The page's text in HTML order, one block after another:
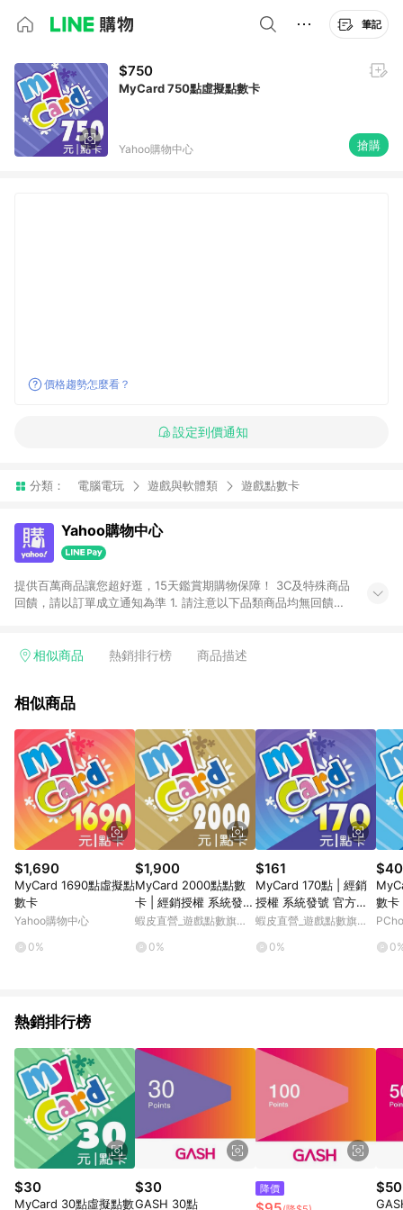
筆記
$750
MyCard 750點虛擬點數卡
Yahoo購物中心 搶購
價格趨勢怎麼看？
設定到價通知
分類： 電腦電玩 遊戲與軟體類 遊戲點數卡
Yahoo購物中心
提供百萬商品讓您超好逛，15天鑑賞期購物保障！ 3C及特殊商品
回饋，請以訂單成立通知為準 1. 請注意以下品類商品均無回饋：
電玩/遊戲/相機/單眼/鏡頭/拍立得 [2024/6/1起適用] -內接硬
的購回饋活動享Yahoo超贈點回饋者 - 購物中心商店之商品：商
3. 訂單回饋金額將扣除運費/購物金/超贈點/福利金/紅利折抵/折
價券等虛擬貨幣折抵 4. 大宗採購或批發轉賣不具回饋資格： 如
有相關事證認定您為大宗採購、批發轉賣而非最終消費使用者，
相關認定以Yahoo購物中心之認定為準
相似商品 熱銷排行榜 商品描述
相似商品
$1,690
MyCard 1690點虛擬點
數卡
Yahoo購物中心
0%
$1,900
MyCard 2000點點數
卡 | 經銷授權 系統發號
官方旗艦店
蝦皮直營_遊戲點數旗艦
0%
$161
MyCard 170點 | 經銷
授權 系統發號 官方旗
艦店
蝦皮直營_遊戲點數旗艦
0%
數卡
熱銷排行榜
$30
MyCard 30點虛擬點數
$30
GASH 30點
降價 $50